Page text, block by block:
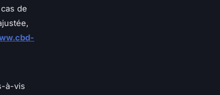
de
à-vis